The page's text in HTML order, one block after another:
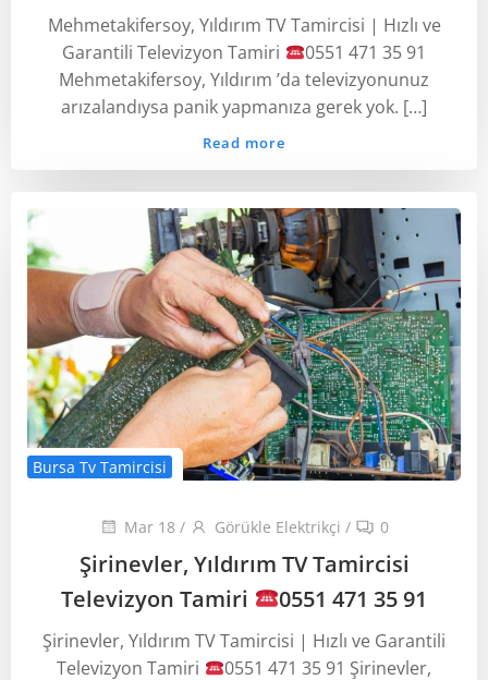
Mehmetakifersoy, Yıldırım TV Tamircisi | Hızlı ve
Garantili Televizyon Tamiri
0551 471 35 91
Mehmetakifersoy, Yıldırım ’da televizyonunuz
arızalandıysa panik yapmanıza gerek yok. […]
Read more
Bursa Tv Tamircisi
Mar 18 / Görükle Elektrikçi / 0
Şirinevler, Yıldırım TV Tamircisi
Televizyon Tamiri
0551 471 35 91
Şirinevler, Yıldırım TV Tamircisi | Hızlı ve Garantili
Televizyon Tamiri
0551 471 35 91 Şirinevler,